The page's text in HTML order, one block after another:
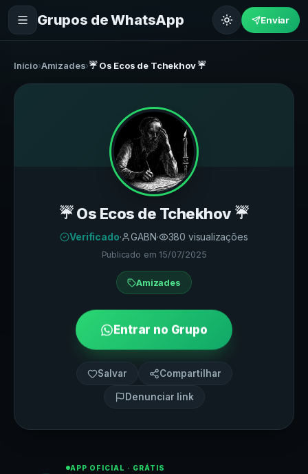
Grupos de WhatsApp Enviar
Início›Amizades›☔ Os Ecos de Tchekhov ☔
☔ Os Ecos de Tchekhov ☔
Verificado· GABN· 380 visualizações
Publicado em 15/07/2025
Amizades
Entrar no Grupo
Salvar Compartilhar
Denunciar link
APP OFICIAL · GRÁTIS